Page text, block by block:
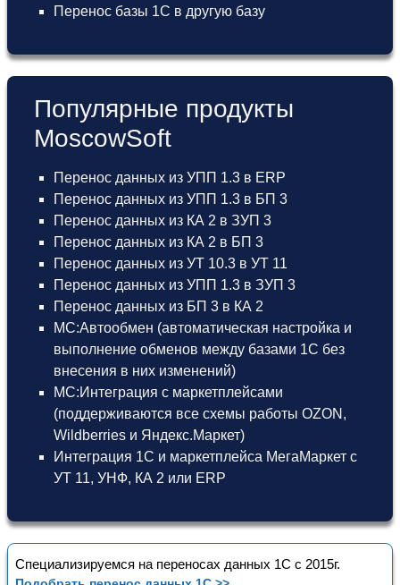
Перенос базы 1С в другую базу
Популярные продукты
MoscowSoft
Перенос данных из УПП 1.3 в ERP
Перенос данных из УПП 1.3 в БП 3
Перенос данных из КА 2 в ЗУП 3
Перенос данных из КА 2 в БП 3
Перенос данных из УТ 10.3 в УТ 11
Перенос данных из УПП 1.3 в ЗУП 3
Перенос данных из БП 3 в КА 2
МС:Автообмен (автоматическая настройка и
выполнение обменов между базами 1С без
внесения в них изменений)
МС:Интеграция с маркетплейсами
(поддерживаются все схемы работы OZON,
Wildberries и Яндекс.Маркет)
Интеграция 1С и маркетплейса МегаМаркет с
УТ 11, УНФ, КА 2 или ERP
Специализируемся на переносах данных 1С с 2015г.